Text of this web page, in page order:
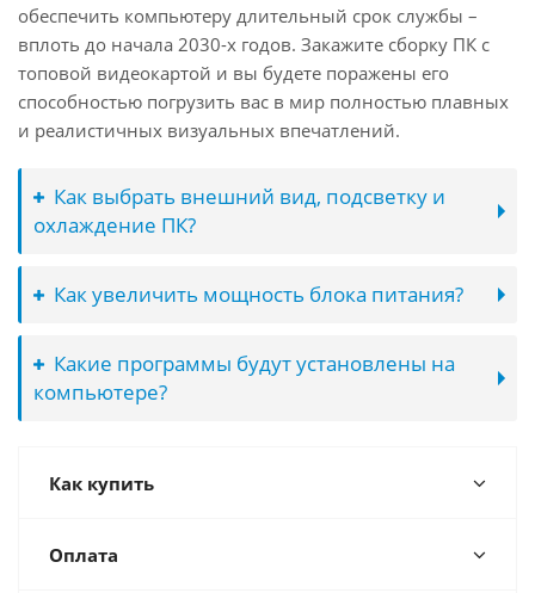
обеспечить компьютеру длительный срок службы –
вплоть до начала 2030-х годов. Закажите сборку ПК с
топовой видеокартой и вы будете поражены его
способностью погрузить вас в мир полностью плавных
и реалистичных визуальных впечатлений.
Как выбрать внешний вид, подсветку и
охлаждение ПК?
Как увеличить мощность блока питания?
Какие программы будут установлены на
компьютере?
Как купить
Оплата